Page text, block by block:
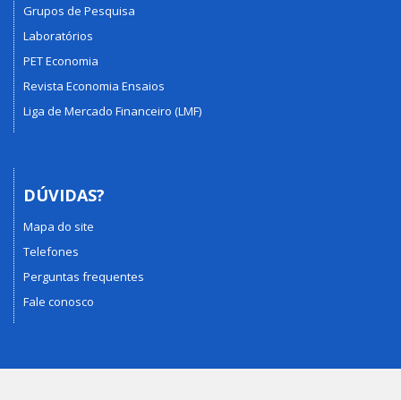
Grupos de Pesquisa
Laboratórios
PET Economia
Revista Economia Ensaios
Liga de Mercado Financeiro (LMF)
DÚVIDAS?
Mapa do site
Telefones
Perguntas frequentes
Fale conosco